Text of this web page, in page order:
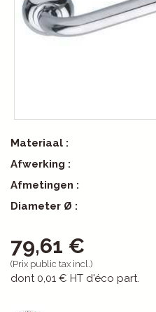
Materiaal :
Afwerking :
Afmetingen :
Diameter Ø :
79,61 €
(Prix public tax incl.)
dont 0,01 € HT d'éco part.